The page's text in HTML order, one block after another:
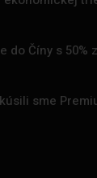
Číny s 50%
sme